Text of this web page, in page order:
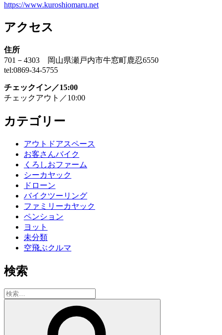
https://www.kuroshiomaru.net
アクセス
住所
701－4303 岡山県瀬戸内市牛窓町鹿忍6550
tel:0869-34-5755
チェックイン／15:00
チェックアウト／10:00
カテゴリー
アウトドアスペース
お客さんバイク
くろしおファーム
シーカヤック
ドローン
バイクツーリング
ファミリーカヤック
ペンション
ヨット
未分類
空飛ぶクルマ
検索
検